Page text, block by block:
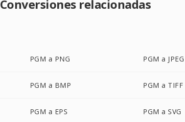
Conversiones relacionadas
PGM a PNG PGM a JPEG
PGM a BMP PGM a TIFF
PGM a EPS PGM a SVG